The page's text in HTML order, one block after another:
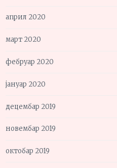
април 2020
март 2020
фебруар 2020
јануар 2020
децембар 2019
новембар 2019
октобар 2019